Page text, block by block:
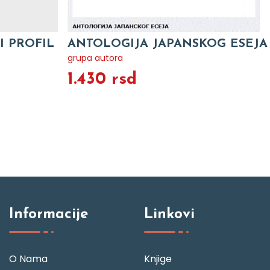
PROFIL
ANTOLOGIJA JAPANSKOG ESEJA
grupa autora
1.430 rsd
Informacije
O Nama
Linkovi
Knjige